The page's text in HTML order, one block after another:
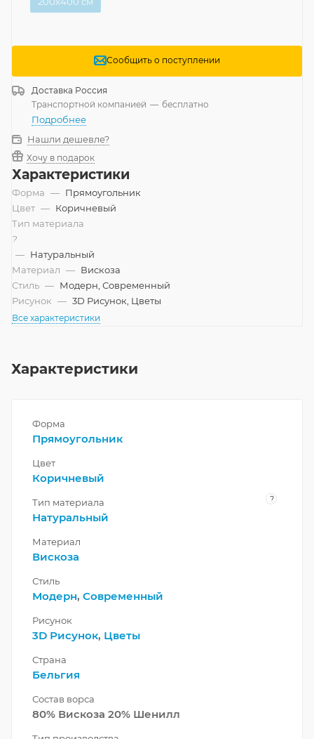
Сообщить о поступлении
Доставка Россия
Транспортной компанией — бесплатно
Подробнее
Нашли дешевле?
Хочу в подарок
Характеристики
Форма — Прямоугольник
Цвет — Коричневый
Тип материала
?
— Натуральный
Материал — Вискоза
Стиль — Модерн, Современный
Рисунок — 3D Рисунок, Цветы
Все характеристики
Характеристики
Форма
Прямоугольник
Цвет
Коричневый
Тип материала ?
Натуральный
Материал
Вискоза
Стиль
Модерн, Современный
Рисунок
3D Рисунок, Цветы
Страна
Бельгия
Состав ворса
80% Вискоза 20% Шенилл